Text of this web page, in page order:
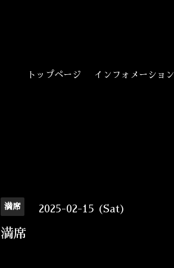
トップページ インフォメーション
満席 2025-02-15 (Sat)
満席